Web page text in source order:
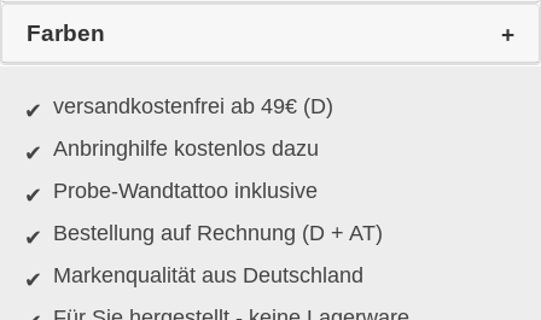
Farben
versandkostenfrei ab 49€ (D)
Anbringhilfe kostenlos dazu
Probe-Wandtattoo inklusive
Bestellung auf Rechnung (D + AT)
Markenqualität aus Deutschland